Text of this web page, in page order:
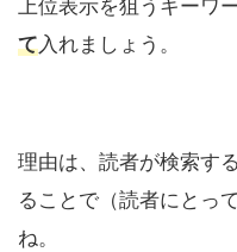
上位表示を狙うキーワー
て入れましょう。
理由は、読者が検索す
ることで（読者にとっ
ね。